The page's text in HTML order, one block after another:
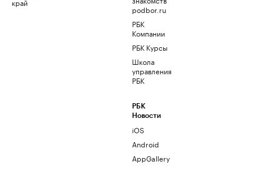
podbor.ru
РБК
Компании
РБК Курсы
Школа
управления
РБК
РБК
Новости
iOS
Android
AppGallery